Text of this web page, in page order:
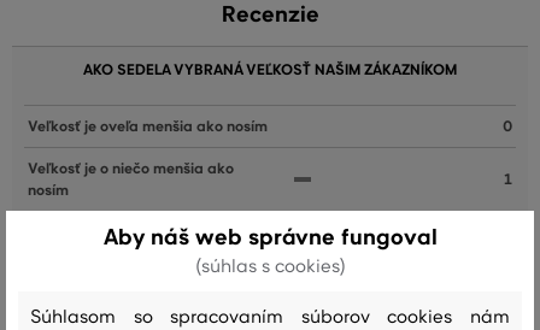
Recenzie
AKO SEDELA VYBRANÁ VEĽKOSŤ NAŠIM ZÁKAZNÍKOM
Veľkosť je oveľa menšia ako nosím 0
Veľkosť je o niečo menšia ako
nosím
1
Veľkosť zodpovedá veľkosti, ktorú
nosím
Aby náš web správne fungoval
(súhlas s cookies)
Súhlasom so spracovaním súborov cookies nám